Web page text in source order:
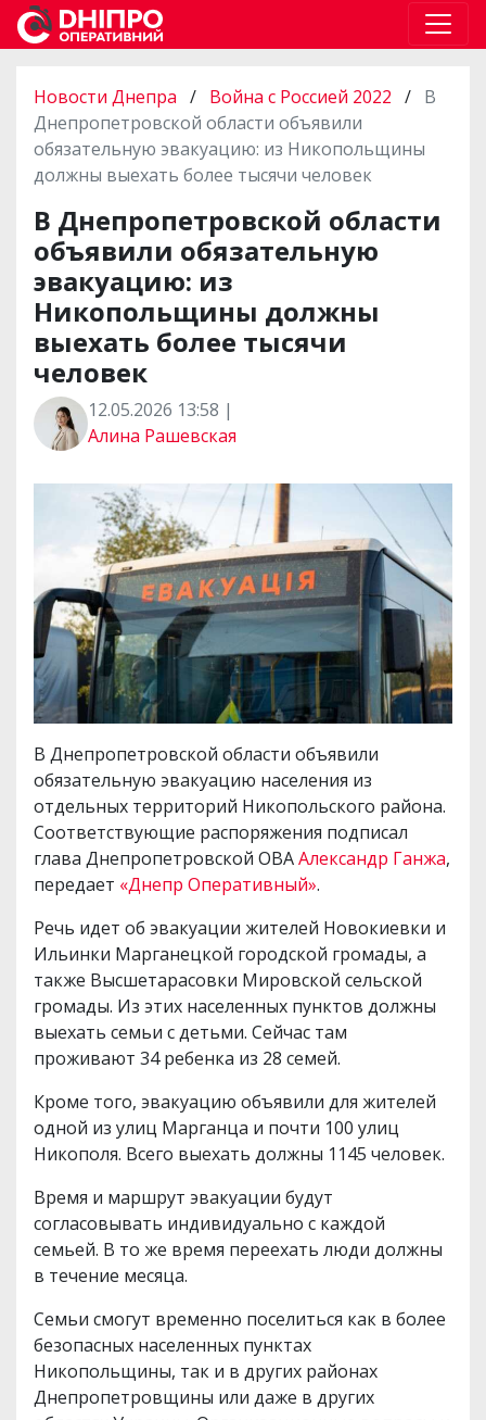
Новости Днепра / Война с Россией 2022 / В
Днепропетровской области объявили
обязательную эвакуацию: из Никопольщины
должны выехать более тысячи человек
В Днепропетровской области
объявили обязательную
эвакуацию: из
Никопольщины должны
выехать более тысячи
человек
12.05.2026 13:58 |
Алина Рашевская
В Днепропетровской области объявили
обязательную эвакуацию населения из
отдельных территорий Никопольского района.
Соответствующие распоряжения подписал
глава Днепропетровской ОВААлександр Ганжа,
передает «Днепр Оперативный».
Речь идет об эвакуации жителей Новокиевки и
Ильинки Марганецкой городской громады, а
также Высшетарасовки Мировской сельской
громады. Из этих населенных пунктов должны
выехать семьи с детьми. Сейчас там
проживают 34 ребенка из 28 семей.
Кроме того, эвакуацию объявили для жителей
одной из улиц Марганца и почти 100 улиц
Никополя. Всего выехать должны 1145 человек.
Время и маршрут эвакуации будут
согласовывать индивидуально с каждой
семьей. В то же время переехать люди должны
в течение месяца.
Семьи смогут временно поселиться как в более
безопасных населенных пунктах
Никопольщины, так и в других районах
Днепропетровщины или даже в других